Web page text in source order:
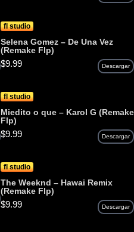
fl studio
Selena Gomez – De Una Vez
(Remake Flp)
$9.99 Descargar
fl studio
Miedito o que – Karol G (Remake
Flp)
$9.99 Descargar
fl studio
The Weeknd – Hawai Remix
(Remake Flp)
$9.99 Descargar